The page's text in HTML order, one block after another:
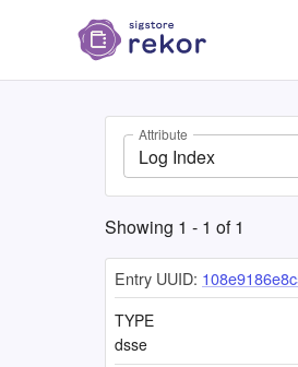
Attribute
Log Index
Showing 1 - 1 of1
Entry UUID:
TYPE
dsse